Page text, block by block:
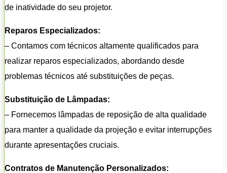
de inatividade do seu projetor.
Reparos Especializados:
– Contamos com técnicos altamente qualificados para
realizar reparos especializados, abordando desde
problemas técnicos até substituições de peças.
Substituição de Lâmpadas:
– Fornecemos lâmpadas de reposição de alta qualidade
para manter a qualidade da projeção e evitar interrupções
durante apresentações cruciais.
Contratos de Manutenção Personalizados: